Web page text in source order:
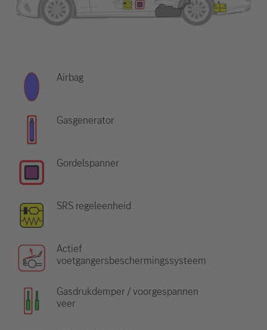
Airbag
Gasgenerator
Gordelspanner
SRS regeleenheid
Actief
voetgangersbeschermingssysteem
Gasdrukdemper / voorgespannen
veer